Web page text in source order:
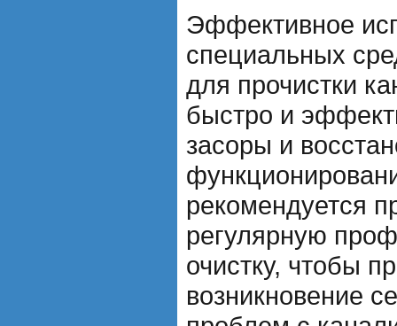
Эффективное
специальных
для прочистки
быстро и
засоры и
рекомендуется
регулярную
очистку, чтобы
возникновение